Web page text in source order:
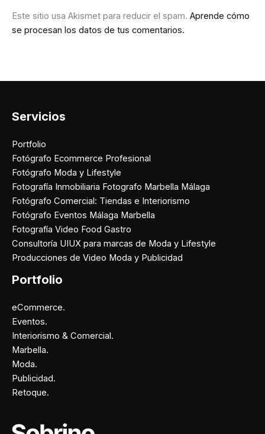
Este sitio usa Akismet para reducir el spam. Aprende cómo
se procesan los datos de tus comentarios.
Servicios
Portfolio
Fotógrafo Ecommerce Profesional
Fotógrafo Moda y Lifestyle
Fotografía Inmobiliaria Fotografo Marbella Málaga
Fotógrafo Comercial: Tiendas e Interiorismo
Fotógrafo Eventos Málaga Marbella
Fotografía Video Food Gastro
Consultoría UIUX para marcas de Moda y Lifestyle
Producciones de Video Moda y Publicidad
Portfolio
eCommerce.
Eventos.
Interiorismo & Comercial.
Marbella.
Moda.
Publicidad.
Retoque.